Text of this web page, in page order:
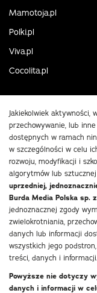
Mamotoja.pl
Polki.pl
Viva.pl
Cocolita.pl
Jakiekolwiek aktywności,
przechowywanie, lub
dostępnych w ramach
w szczególności w celu
rozwoju, modyfikacji i
algorytmów lub
uprzedniej,
Burda Media Polska sp.
jednoznacznej zgody
zwielokrotniania,
danych lub informacji
wszystkich jego
treści, danych i informacji.
Powyższe nie dotyczy
danych i informacji w